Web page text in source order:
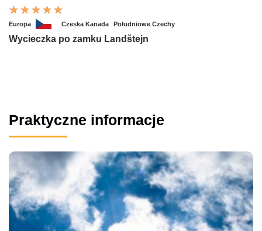
Europa Czeska Kanada Południowe Czechy
Wycieczka po zamku Landštejn
Praktyczne informacje